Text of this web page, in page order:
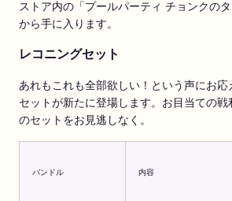
ストア内の「プールパーティ チョンクの
から手に入ります。
レコニングセット
あれもこれも全部欲しい！という声にお
セットが新たに登場します。お目当ての戦
のセットをお見逃しなく。
バンドル 内容